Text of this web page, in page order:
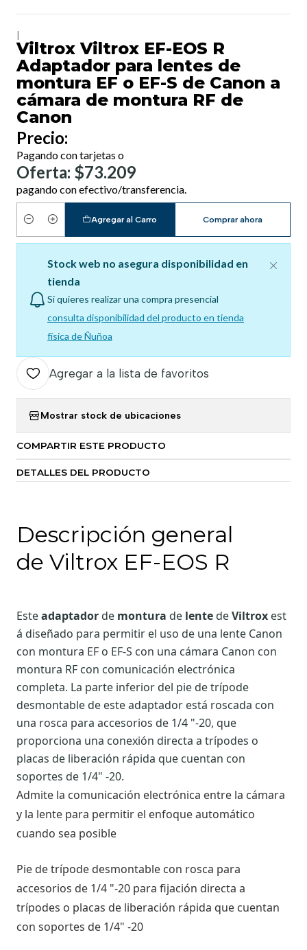
Viltrox Viltrox EF-EOS R
Adaptador para lentes de
montura EF o EF-S de Canon a
cámara de montura RF de
Canon
Precio:
Pagando con tarjetas o
Oferta: $73.209
pagando con efectivo/transferencia.
Cantidad
Agregar al Carro Comprar ahora
Stock web no asegura disponibilidad en
tienda
Si quieres realizar una compra presencial
consulta disponibilidad del producto en tienda
física de Ñuñoa
Agregar a la lista de favoritos
Mostrar stock de ubicaciones
COMPARTIR ESTE PRODUCTO
DETALLES DEL PRODUCTO
Descripción general
de Viltrox EF-EOS R
Esteadaptador de montura de lente deViltrox est
á diseñado para permitir el uso de una lente Canon
con montura EF o EF-S con una cámara Canon con
montura RF con comunicación electrónica
completa. La parte inferior del pie de trípode
desmontable de este adaptador está roscada con
una rosca para accesorios de 1/4 "-20, que
proporciona una conexión directa a trípodes o
placas de liberación rápida que cuentan con
soportes de 1/4" -20.
Admite la comunicación electrónica entre la cámara
y la lente para permitir el enfoque automático
cuando sea posible
Pie de trípode desmontable con rosca para
accesorios de 1/4 "-20 para fijación directa a
trípodes o placas de liberación rápida que cuentan
con soportes de 1/4" -20